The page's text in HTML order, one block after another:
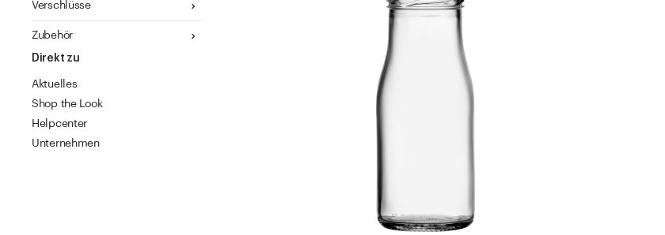
Verschlüsse
Zubehör
Direkt zu
Aktuelles
Shop the Look
Helpcenter
Unternehmen